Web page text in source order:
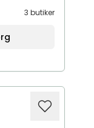
3 butiker